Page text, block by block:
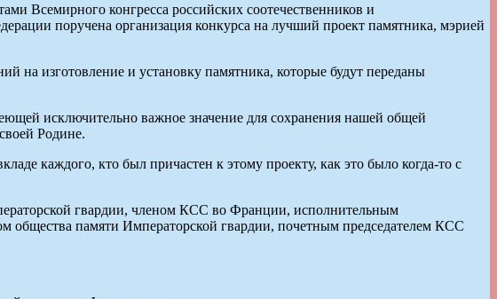
Всемирного конгресса российских соотечественников и
поручена организация конкурса на лучший проект памятника, мэрией
на изготовление и установку памятника, которые будут переданы
исключительно важное значение для сохранения нашей общей
Родине.
каждого, кто был причастен к этому проекту, как это было когда-то с
гвардии, членом КСС во Франции, исполнительным
общества памяти Императорской гвардии, почетным председателем КСС